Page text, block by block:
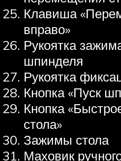
Клавиша
вправо»
Рукоятка
шпинделя
Рукоятка
Кнопка «Пуск
Кнопка
стола»
Зажимы стола
Маховик